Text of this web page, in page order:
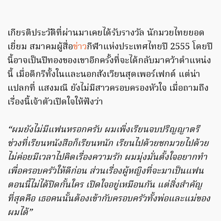
เกียรติประวัติที่ผ่านมาเคยได้รับรางวัล นักมวยไทยยอด
เยี่ยม สมาคมผู้สื่อข่าวกีฬาแห่งประเทศไทยปี 2555 โดยปี
นี้อาจเป็นปีทองของเขาอีกครั้งที่จะได้กลับมาคว้าตำแหน่ง
นี้ เมื่อดีกรีทั้งในและนอกสังเวียนสุดเพอร์เฟกต์ แต่น่า
แปลกที่ แสงมณี ยังไม่มีสาวครอบครองหัวใจ เมื่อถามถึง
เรื่องนี้เจ้าตัวเปิดใจให้ฟังว่า
“ผมยังไม่มีแฟนหรอกครับ ผมเพิ่งเรียนจบปริญญาตรี
ช่วงที่เรียนหนังสือก็เรียนหนัก เรียนไปด้วยชกมวยไปด้วย
ไม่ค่อยมีเวลาไปคิดเรื่องความรัก ผมมุ่งมั่นตั้งใจอยากทำ
เพื่อครอบครัวให้ดีก่อน ส่วนเรื่องผู้หญิงที่จะมาเป็นแฟน
ตอนนี้ไม่ได้ปิดกั้นใคร เปิดใจอยู่เหมือนกัน แต่สิ่งสำคัญ
ที่สุดคือ เธอคนนั้นต้องเข้ากับครอบครัวทั้งพ่อและแม่ของ
ผมได้”